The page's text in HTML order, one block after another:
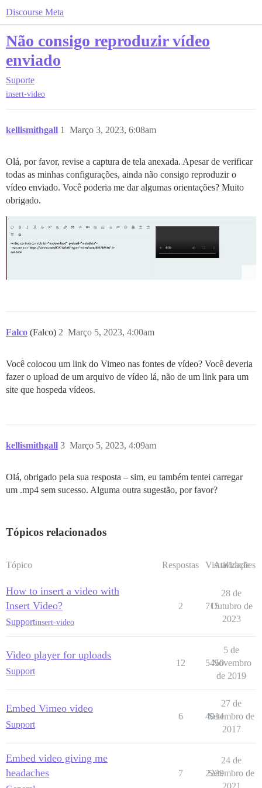
Discourse Meta
Não consigo reproduzir vídeo
enviado
Suporte
insert-video
kellismithgall Março 3, 2023, 6:08am
1
Olá, por favor, revise a captura de tela anexada. Apesar de verificar
todas as minhas configurações, ainda não consigo reproduzir o
vídeo enviado. Você poderia me dar algumas orientações? Muito
obrigado.
Falco (Falco) Março 5, 2023, 4:00am
2
Você colocou um link do Vimeo nas fontes de vídeo? Você deveria
fazer o upload de um arquivo de vídeo lá, não de um link para um
site que hospeda vídeos.
kellismithgall Março 5, 2023, 4:09am
3
Olá, obrigado pela sua resposta – sim, eu também tentei carregar
um .mp4 sem sucesso. Alguma outra sugestão, por favor?
Tópicos relacionados
Tópico Respostas Visualizações
Atividade
How to insert a video with
Insert Video?
Supportinsert-video
2 715
28 de
Outubro de
2023
Video player for uploads
Support
12 5450
5 de
Novembro
de 2019
Embed Vimeo video
Support
6 4014
27 de
Setembro de
2017
Embed video giving me
headaches
7 2229
24 de
Setembro de